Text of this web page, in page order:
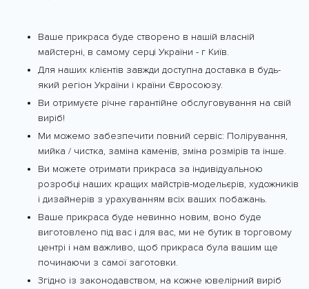
Ваше прикраса буде створено в нашій власній
майстерні, в самому серці України - г Київ.
Для наших клієнтів завжди доступна доставка в будь-
який регіон України і країни Євросоюзу.
Ви отримуєте річне гарантійне обслуговування на свій
виріб!
Ми можемо забезпечити повний сервіс: Полірування,
мийка / чистка, заміна каменів, зміна розмірів та інше.
Ви можете отримати прикраса за індивідуальною
розробці наших кращих майстрів-модельєрів, художників
і дизайнерів з урахуванням всіх ваших побажань.
Ваше прикраса буде невинно новим, воно буде
виготовлено під вас і для вас, ми не бутик в торговому
центрі і нам важливо, щоб прикраса була вашим ще
починаючи з самої заготовки.
Згідно із законодавством, на кожне ювелірний виріб